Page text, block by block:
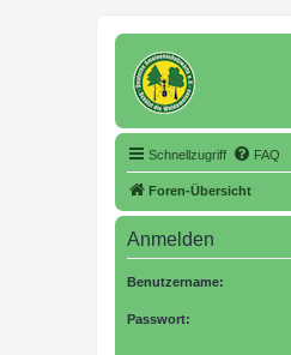
Schnellzugriff FAQ
Foren-Übersicht
Anmelden
Benutzername:
Passwort: